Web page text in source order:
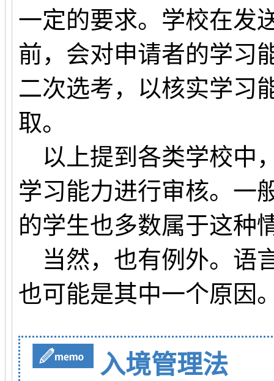
一定的要求。学校在发
前，会对申请者的学习
二次选考，以核实学习
取。
以上提到各类学校中
学习能力进行审核。一
的学生也多数属于这种
当然，也有例外。语
也可能是其中一个原因
入境管理法